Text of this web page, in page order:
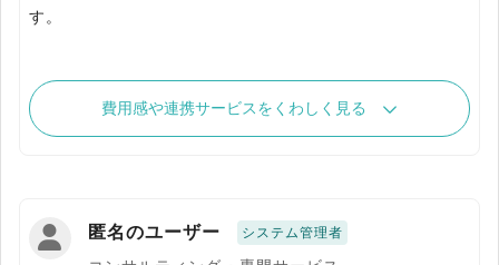
す。
費用感や連携サービスをくわしく見る
匿名のユーザー システム管理者